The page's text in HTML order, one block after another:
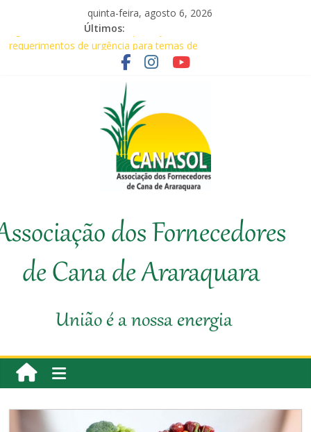
quinta-feira, agosto 6, 2026
Últimos:
Agricultores comemoram aprovação de
requerimentos de urgência para temas de
interesse do agronegócio
CANASOL leva conhecimento técnico ao
Canasol marca presença na 1ª Edição do
Fator Biológico da Canaplan
Associados da Canasol participam da
Coopercitrus Expo 2026
Baile Junino (2026) – Canasol
Canasol
Associação
Fornecedores
dos Fornecedores
de Cana de Araraquara
União é a nossa energia